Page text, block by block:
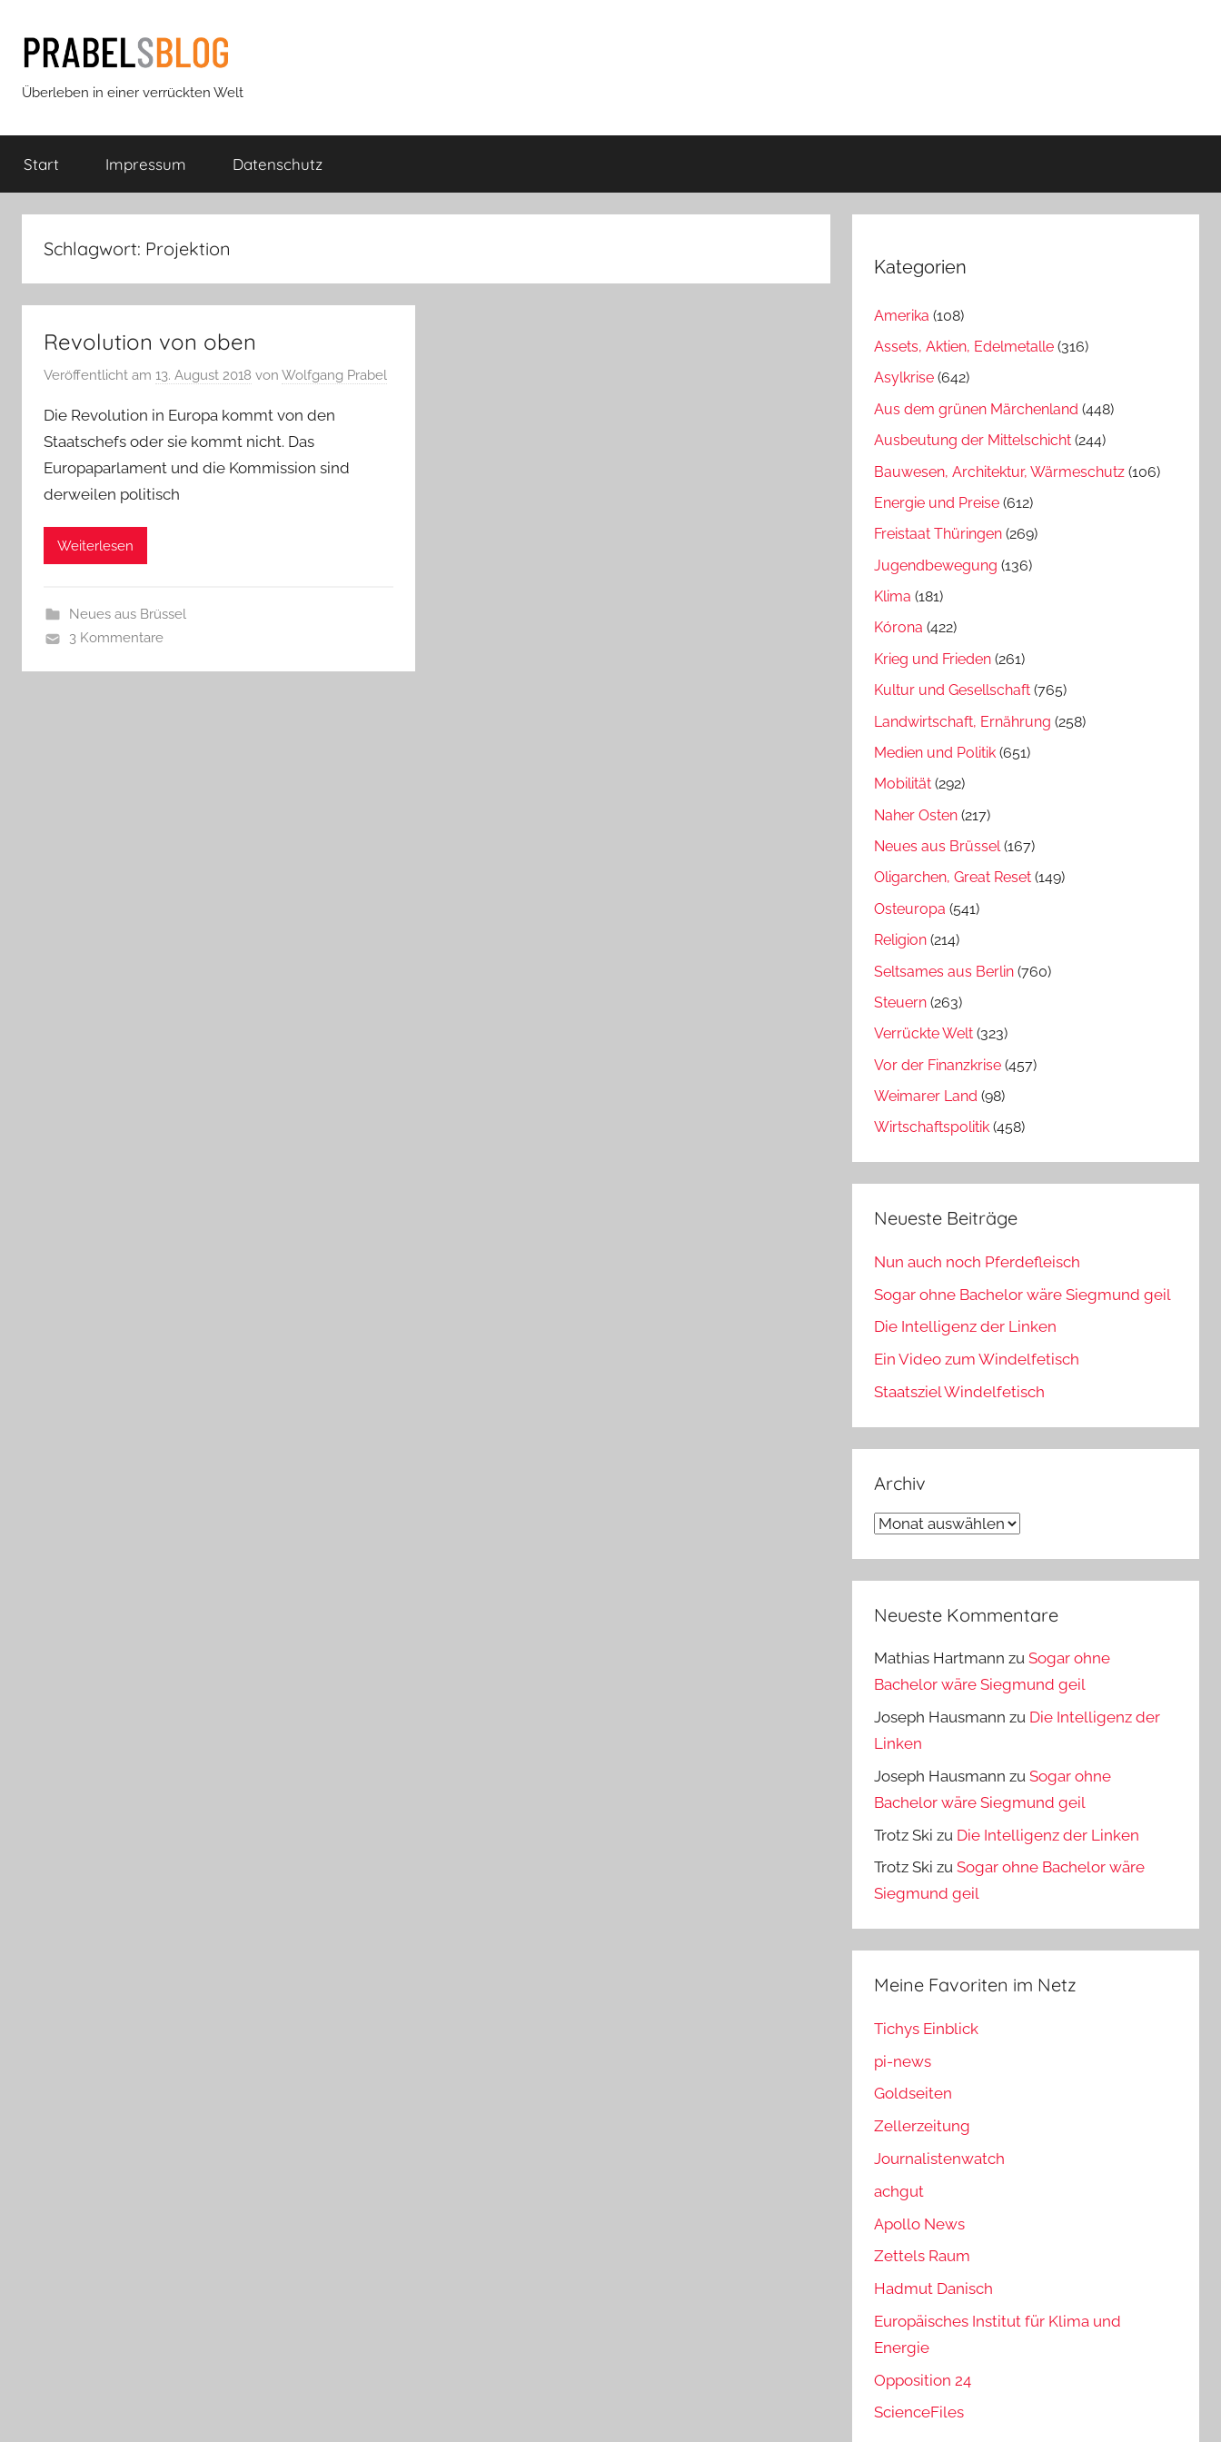
Inhalt
springen
Prabels
Blog
Überleben in einer verrückten Welt
Start Impressum Datenschutz
Schlagwort: Projektion
Revolution von oben
Veröffentlicht am 13. August 2018 von Wolfgang Prabel
Die Revolution in Europa kommt von den
Staatschefs oder sie kommt nicht. Das
Europaparlament und die Kommission sind
derweilen politisch
Weiterlesen
Neues aus Brüssel
3 Kommentare
Kategorien
Amerika (108)
Assets, Aktien, Edelmetalle (316)
Asylkrise (642)
Aus dem grünen Märchenland (448)
Ausbeutung der Mittelschicht (244)
Bauwesen, Architektur, Wärmeschutz (106)
Energie und Preise (612)
Freistaat Thüringen (269)
Jugendbewegung (136)
Klima (181)
Kórona (422)
Krieg und Frieden (261)
Kultur und Gesellschaft (765)
Landwirtschaft, Ernährung (258)
Medien und Politik (651)
Mobilität (292)
Naher Osten (217)
Neues aus Brüssel(167)
Oligarchen, Great Reset (149)
Osteuropa (541)
Religion (214)
Seltsames aus Berlin (760)
Steuern (263)
Verrückte Welt (323)
Vor der Finanzkrise (457)
Weimarer Land (98)
Wirtschaftspolitik (458)
Neueste Beiträge
Nun auch noch Pferdefleisch
Sogar ohne Bachelor wäre Siegmund geil
Die Intelligenz der Linken
Ein Video zum Windelfetisch
Staatsziel Windelfetisch
Archiv
Archiv
Neueste Kommentare
Mathias Hartmann zuSogar ohne
Bachelor wäre Siegmund geil
Joseph Hausmann zu Die Intelligenz der
Linken
Joseph Hausmann zuSogar ohne
Bachelor wäre Siegmund geil
Trotz Ski zu Die Intelligenz der Linken
Trotz Ski zuSogar ohne Bachelor wäre
Siegmund geil
Meine Favoriten im Netz
Tichys Einblick
pi-news
Goldseiten
Zellerzeitung
Journalistenwatch
achgut
Apollo News
Zettels Raum
Hadmut Danisch
Europäisches Institut für Klima und
Energie
Opposition 24
ScienceFiles